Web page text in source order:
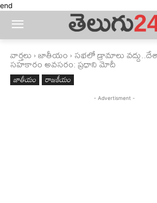
end
వార్తలు జాతీయం సభలో డ్రామాలు
సహకారం అవసరం: ప్రధాని మోదీ
జాతీయం రాజకీయం
- Advertisment -